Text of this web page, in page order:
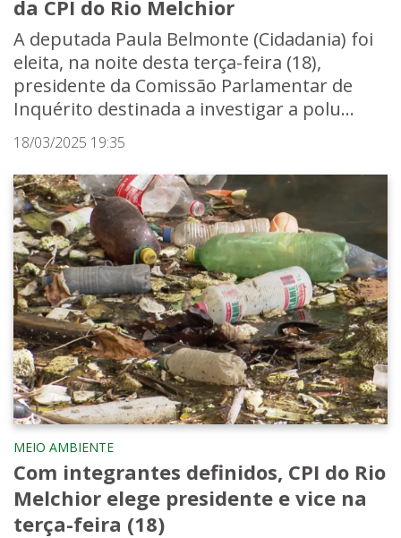
da CPI do Rio Melchior
A deputada Paula Belmonte (Cidadania) foi
eleita, na noite desta terça-feira (18),
presidente da Comissão Parlamentar de
Inquérito destinada a investigar a polu...
18/03/2025 19:35
MEIO AMBIENTE
Com integrantes definidos, CPI do Rio
Melchior elege presidente e vice na
terça-feira (18)